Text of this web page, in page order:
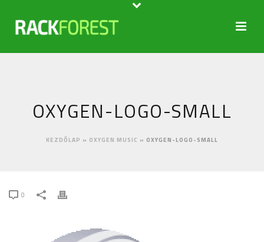
OXYGEN-LOGO-SMALL
KEZDŐLAP » OXYGEN MUSIC » OXYGEN-LOGO-SMALL
0